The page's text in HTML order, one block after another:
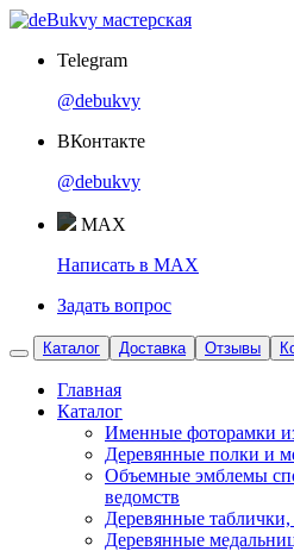
Telegram
@debukvy
ВКонтакте
@debukvy
MAX
Написать в MAX
Задать вопрос
Каталог Доставка Отзывы
Главная
Каталог
Именные фоторамки
Деревянные полки и
Объемные эмблемы
ведомств
Деревянные
Деревянные